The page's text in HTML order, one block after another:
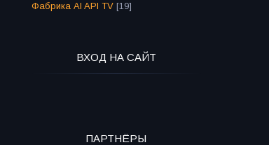
Фабрика AI API TV [19]
ВХОД НА САЙТ
ПАРТНЁРЫ